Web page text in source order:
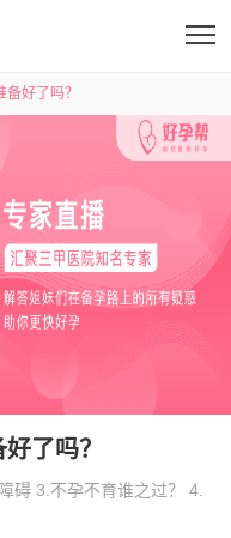
好了吗？
了吗？
碍 3.不孕不育谁之过？ 4.